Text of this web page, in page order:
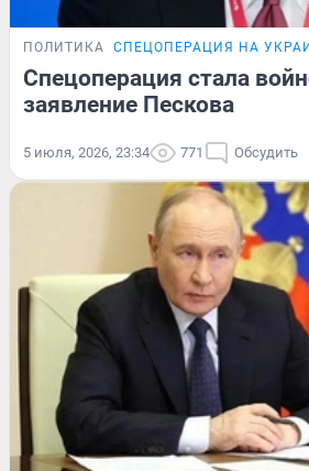
ПОЛИТИКА СПЕЦОПЕРАЦИЯ НА
Спецоперация стала
заявление Пескова
5 июля, 2026, 23:34 771 Обсудить